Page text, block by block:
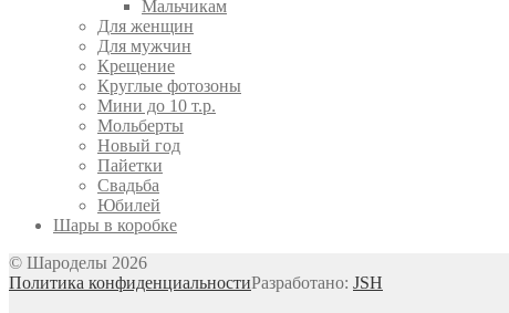
Мальчикам
Для женщин
Для мужчин
Крещение
Круглые фотозоны
Мини до 10 т.р.
Мольберты
Новый год
Пайетки
Свадьба
Юбилей
Шары в коробке
© Шароделы 2026
Политика конфиденциальностиРазработано: JSH